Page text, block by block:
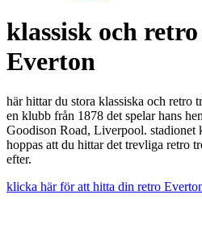
klassisk och
Everton
här hittar du stora klassiska och retro
en klubb från 1878 det spelar hans
Goodison Road, Liverpool. stadionet
hoppas att du hittar det trevliga retro
efter.
klicka här för att hitta din retro